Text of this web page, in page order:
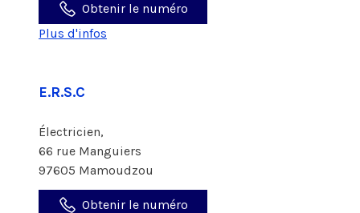
Obtenir le numéro
Plus d'infos
E.R.S.C
Électricien,
66 rue Manguiers
97605 Mamoudzou
Obtenir le numéro